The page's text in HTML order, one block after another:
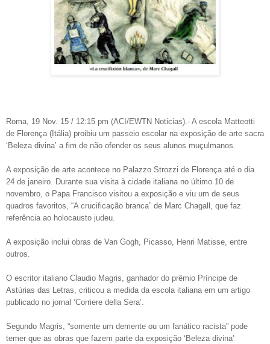
Roma, 19 Nov. 15 / 12:15 pm (ACI/EWTN Noticias).- A escola Matteotti
de Florença (Itália) proibiu um passeio escolar na exposição de arte sacra
‘Beleza divina’ a fim de não ofender os seus alunos muçulmanos.
A exposição de arte acontece no Palazzo Strozzi de Florença até o dia
24 de janeiro. Durante sua visita à cidade italiana no último 10 de
novembro, o Papa Francisco visitou a exposição e viu um de seus
quadros favoritos, “A crucificação branca” de Marc Chagall, que faz
referência ao holocausto judeu.
A exposição inclui obras de Van Gogh, Picasso, Henri Matisse, entre
outros.
O escritor italiano Claudio Magris, ganhador do prêmio Príncipe de
Astúrias das Letras, criticou a medida da escola italiana em um artigo
publicado no jornal ‘Corriere della Sera’.
Segundo Magris, “somente um demente ou um fanático racista” pode
temer que as obras que fazem parte da exposição ‘Beleza divina’